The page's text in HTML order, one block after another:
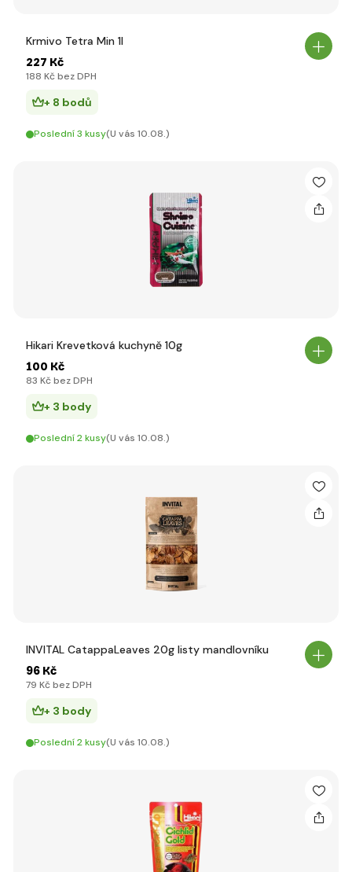
Krmivo Tetra Min 1l
227 Kč
188 Kč bez DPH
+ 8 bodů
Poslední 3 kusy(U vás 10.08.)
Hikari Krevetková kuchyně 10g
100 Kč
83 Kč bez DPH
+ 3 body
Poslední 2 kusy(U vás 10.08.)
INVITAL CatappaLeaves 20g listy mandlovníku
96 Kč
79 Kč bez DPH
+ 3 body
Poslední 2 kusy(U vás 10.08.)